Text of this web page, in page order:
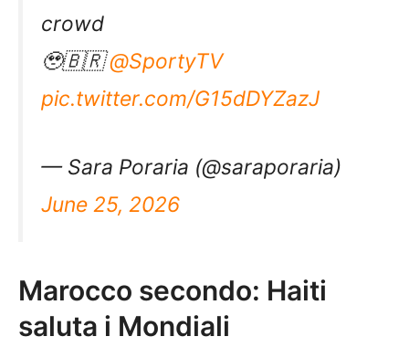
crowd
🥹🇧🇷@SportyTV
pic.twitter.com/G15dDYZazJ
— Sara Poraria (@saraporaria)
June 25, 2026
Marocco secondo: Haiti
saluta i Mondiali